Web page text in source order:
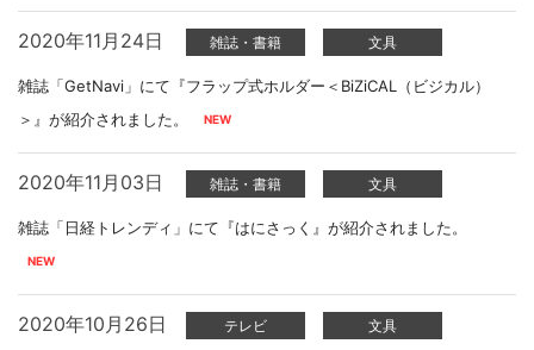
2020年11月24日 雑誌・書籍 文具
雑誌「GetNavi」にて『フラップ式ホルダー＜BiZiCAL（ビジカル）
＞』が紹介されました。
2020年11月03日 雑誌・書籍 文具
雑誌「日経トレンディ」にて『はにさっく』が紹介されました。
2020年10月26日 テレビ 文具